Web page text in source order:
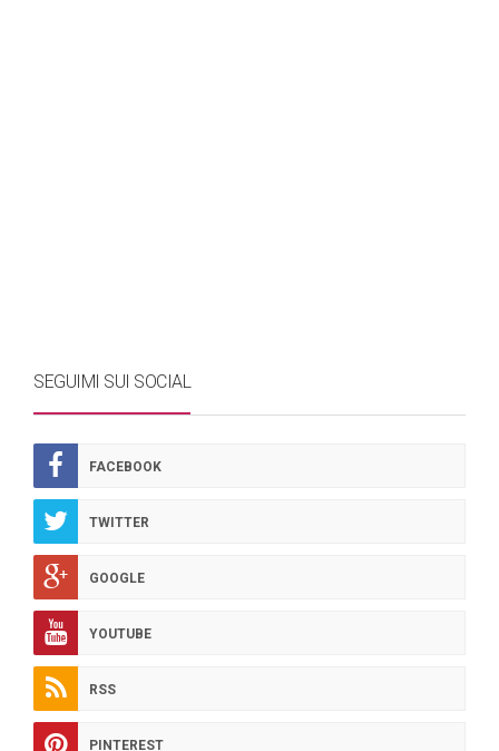
SEGUIMI SUI SOCIAL
FACEBOOK
TWITTER
GOOGLE
YOUTUBE
RSS
PINTEREST